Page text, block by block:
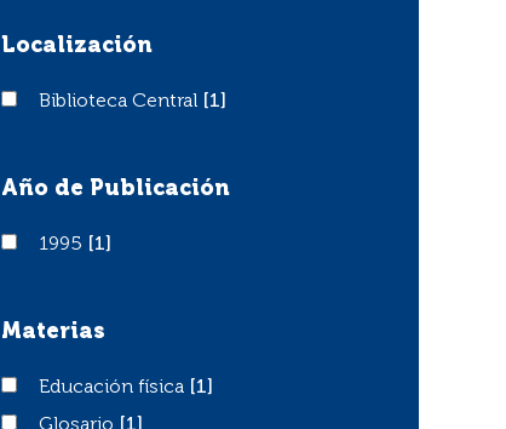
Localización
Biblioteca Central
Biblioteca Central [1]
Año de Publicación
19951995 [1]
Materias
Educación física
Educación física
[1]